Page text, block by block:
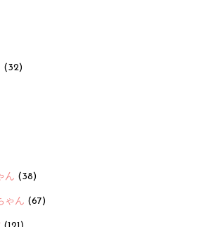
(32)
ん (38)
ゃん (67)